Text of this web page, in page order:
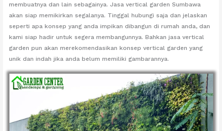
membuatnya dan lain sebagainya. Jasa vertical garden Sumbawa
akan siap memikirkan segalanya. Tinggal hubungi saja dan jelaskan
seperti apa konsep yang anda impikan dibangun di rumah anda, dan
kami siap hadir untuk segera membangunnya. Bahkan jasa vertical
garden pun akan merekomendasikan konsep vertical garden yang
unik dan indah jika anda belum memiliki gambarannya.